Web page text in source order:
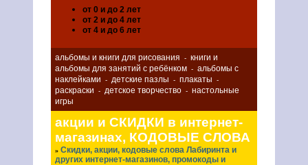
от 0 и до 2 лет
от 2 и до 4 лет
от 4 и до 6 лет
альбомы и книги для рисования - книги и
альбомы для занятий с ребёнком - альбомы с
наклейками - детские пазлы - плакаты -
раскраски - детское творчество - настольные
игры
акции и СКИДКИ в интернет-
магазинах, КОДОВЫЕ СЛОВА
» Скидки, акции, кодовые слова Лабиринта и
других интернет-магазинов, промокоды и